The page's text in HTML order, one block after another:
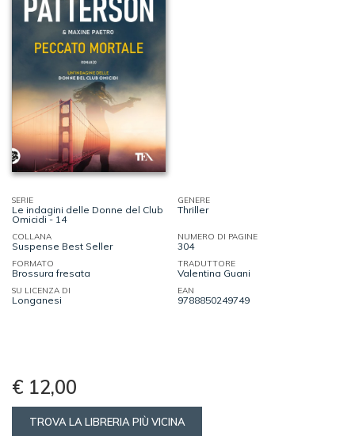
SERIE
Le indagini delle Donne del Club
Omicidi - 14
GENERE
Thriller
COLLANA
Suspense Best Seller
NUMERO DI PAGINE
304
FORMATO
Brossura fresata
TRADUTTORE
Valentina Guani
SU LICENZA DI
Longanesi
EAN
9788850249749
€ 12,00
TROVA LA LIBRERIA PIÙ VICINA